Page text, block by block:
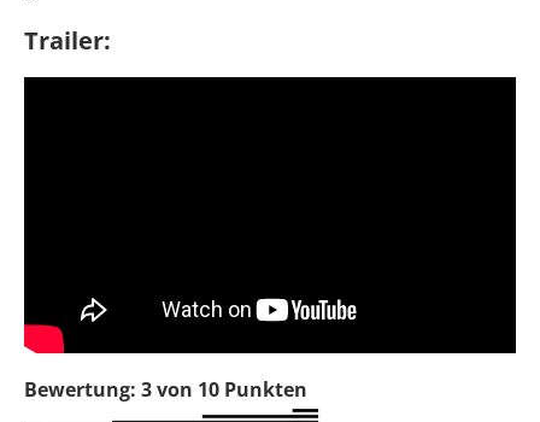
Trailer:
Bewertung: 3 von 10 Punkten